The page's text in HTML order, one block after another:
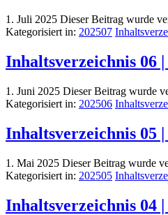
1. Juli 2025 Dieser Beitrag wurde
Kategorisiert in: 202507
Inhaltsverzeichnis 06 |
1. Juni 2025 Dieser Beitrag wurde
Kategorisiert in: 202506
Inhaltsverzeichnis 05 |
1. Mai 2025 Dieser Beitrag wurde
Kategorisiert in: 202505
Inhaltsverzeichnis 04 |